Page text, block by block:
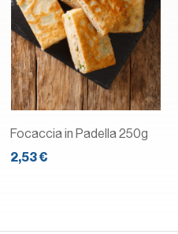
Focaccia in Padella 250g
2,53 €